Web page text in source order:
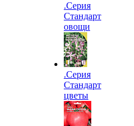
.Серия
Стандарт
овощи
.Серия
Стандарт
цветы